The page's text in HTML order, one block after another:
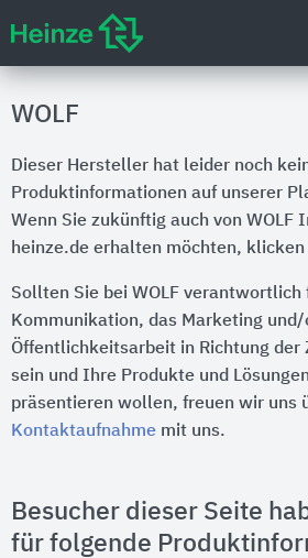
WOLF
Dieser Hersteller hat leider noch
Produktinformationen auf unserer
Wenn Sie zukünftig auch von WOLF
heinze.de erhalten möchten,
Sollten Sie bei WOLF verantwortlich
Kommunikation, das Marketing
Öffentlichkeitsarbeit in Richtung der
sein und Ihre Produkte und
präsentieren wollen, freuen wir uns
Kontaktaufnahme mit uns.
Besucher dieser Seite
für folgende